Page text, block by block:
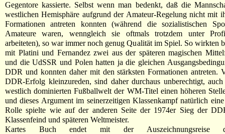
Gegentore kassierte. Selbst wenn man bedenkt, daß die
westlichen Hemisphäre aufgrund der Amateur-Regelung nicht mit
Formationen antreten konnten (während die sozialistischen
Amateure waren, wenngleich sie oftmals trotzdem unter
arbeiteten), so war immer noch genug Qualität im Spiel. So wirkten
mit Platini und Fernandez zwei aus der späteren magischen
und die UdSSR und Polen hatten ja die gleichen
DDR und konnten daher mit den stärksten Formationen antreten.
DDR-Erfolg kleinzureden, sind daher durchaus unberechtigt,
westlich dominierten Fußballwelt der WM-Titel einen höheren
und dieses Argument im seinerzeitigen Klassenkampf natürlich eine
Rolle spielte wie auf der anderen Seite der 1974er Sieg der
Klassenfeind und späteren Weltmeister.
Kartes Buch endet mit der Auszeichnungsreise